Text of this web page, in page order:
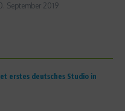
September 2019
erstes deutsches Studio in